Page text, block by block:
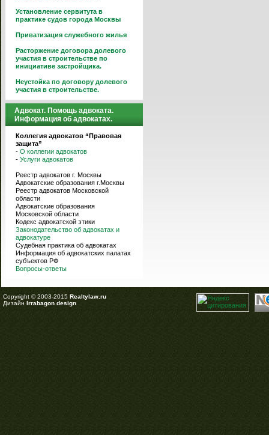
Установление сервитута в
практике судов города Москвы
Приватизация служебного жилья
Расторжение договора долевого
участия в строительстве по
инициативе застройщика.
Неустойка по договору долевого
участия в строительстве.
Адвокат. Помощь адвоката.
Информация об адвокатах.
Коллегия адвокатов “Правовая
защита”
- О коллегии адвокатов
- Услуги адвокатов
Реестр адвокатов г. Москвы
Адвокатские образования г.Москвы
Реестр адвокатов Московской
области
Адвокатские образования
Московской области
Кодекс адвокатской этики
Законодательство об адвокатах и
адвокатуре
Судебная практика об адвокатах
Информация об адвокатских палатах
субъектов РФ
Вопросы-ответы
Copyright © 2003-2015 Realtylaw.ru
Дизайн Irrabagon design